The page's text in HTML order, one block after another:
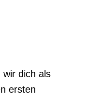
wir dich als
ersten